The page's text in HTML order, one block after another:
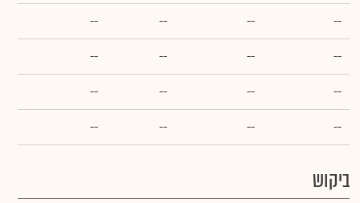
--
--
--
--
--
--
--
--
--
--
--
--
--
--
--
--
ביקוש